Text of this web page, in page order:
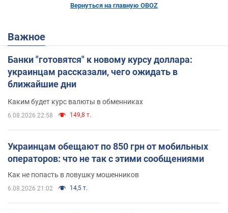
Вернуться на главную OBOZ
Важное
Банки "готовятся" к новому курсу доллара:
украинцам рассказали, чего ожидать в
ближайшие дни
Каким будет курс валюты в обменниках
6.08.2026 22:58 149,8 т.
Украинцам обещают по 850 грн от мобильных
операторов: что не так с этими сообщениями
Как не попасть в ловушку мошенников
6.08.2026 21:02 14,5 т.